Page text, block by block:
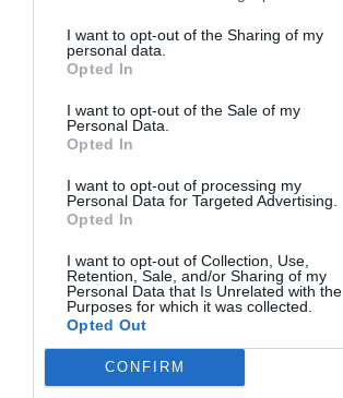
I want to opt-out of the Sharing of my
personal data.
Opted In
I want to opt-out of the Sale of my
Personal Data.
Opted In
I want to opt-out of processing my
Personal Data for Targeted Advertising.
Opted In
I want to opt-out of Collection, Use,
Retention, Sale, and/or Sharing of my
Personal Data that Is Unrelated with the
Purposes for which it was collected.
Opted Out
CONFIRM